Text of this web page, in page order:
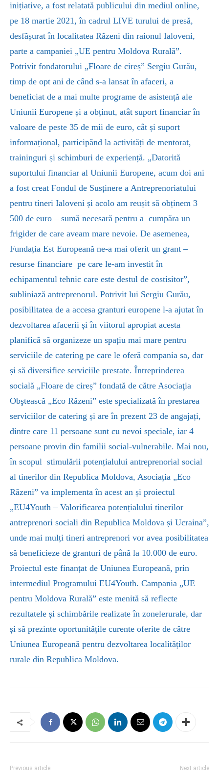
inițiative, a fost relatată publicului din mediul online,
pe 18 martie 2021, în cadrul LIVE turului de presă,
desfășurat în localitatea Răzeni din raionul Ialoveni,
parte a campaniei „UE pentru Moldova Rurală”.
Potrivit fondatorului „Floare de cireș” Sergiu Gurău,
timp de opt ani de când s-a lansat în afaceri, a
beneficiat de a mai multe programe de asistență ale
Uniunii Europene și a obținut, atât suport financiar în
valoare de peste 35 de mii de euro, cât și suport
informațional, participând la activități de mentorat,
traininguri și schimburi de experiență. „Datorită
suportului financiar al Uniunii Europene, acum doi ani
a fost creat Fondul de Susținere a Antreprenoriatului
pentru tineri Ialoveni și acolo am reușit să obținem 3
500 de euro – sumă necesară pentru a cumpăra un
frigider de care aveam mare nevoie. De asemenea,
Fundația Est Europeană ne-a mai oferit un grant –
resurse financiare pe care le-am investit în
echipamentul tehnic care este destul de costisitor”,
subliniază antreprenorul. Potrivit lui Sergiu Gurău,
posibilitatea de a accesa granturi europene l-a ajutat în
dezvoltarea afacerii și în viitorul apropiat acesta
planifică să organizeze un spațiu mai mare pentru
serviciile de catering pe care le oferă compania sa, dar
și să diversifice serviciile prestate. Întreprinderea
socială „Floare de cireș” fondată de către Asociaţia
Obştească „Eco Răzeni” este specializată în prestarea
serviciilor de catering și are în prezent 23 de angajați,
dintre care 11 persoane sunt cu nevoi speciale, iar 4
persoane provin din familii social-vulnerabile. Mai nou,
în scopul stimulării potențialului antreprenorial social
al tinerilor din Republica Moldova, Asociația „Eco
Răzeni” va implementa în acest an și proiectul
„EU4Youth – Valorificarea potențialului tinerilor
antreprenori sociali din Republica Moldova și Ucraina”,
unde mai mulți tineri antreprenori vor avea posibilitatea
să beneficieze de granturi de până la 10.000 de euro.
Proiectul este finanțat de Uniunea Europeană, prin
intermediul Programului EU4Youth. Campania „UE
pentru Moldova Rurală” este menită să reflecte
rezultatele și schimbările realizate în zonelerurale, dar
și să prezinte oportunitățile curente oferite de către
Uniunea Europeană pentru dezvoltarea localităților
rurale din Republica Moldova.
Previous article Next article